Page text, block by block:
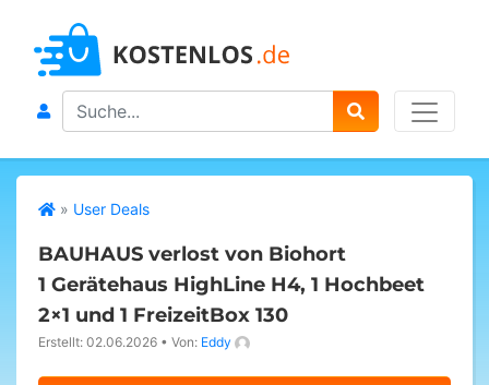
Search
» User Deals
BAUHAUS verlost von Biohort
1 Gerätehaus HighLine H4, 1 Hochbeet
2×1 und 1 FreizeitBox 130
Erstellt: 02.06.2026 • Von: Eddy